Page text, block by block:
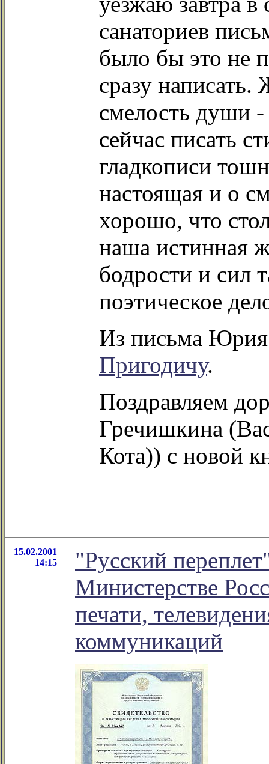
санаториев
было бы это не
сразу
смелость души -
сейчас писать
гладкописи
настоящая и о
хорошо, что
наша истинная
бодрости и сил
поэтическое
Из письма
Пригодичу.
Поздравляем
Гречишкина
Кота)) с новой
15.02.2001
14:15
"Русский
Министерстве
печати,
коммуникаций